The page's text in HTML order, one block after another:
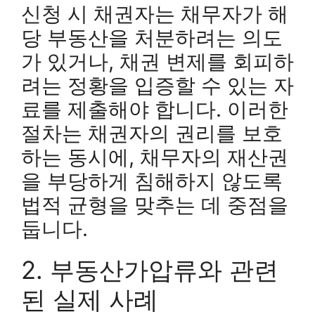
신청 시 채권자는 채무자가 해
당 부동산을 처분하려는 의도
가 있거나, 채권 변제를 회피하
려는 정황을 입증할 수 있는 자
료를 제출해야 합니다. 이러한
절차는 채권자의 권리를 보호
하는 동시에, 채무자의 재산권
을 부당하게 침해하지 않도록
법적 균형을 맞추는 데 중점을
둡니다.
2. 부동산가압류와 관련
된 실제 사례